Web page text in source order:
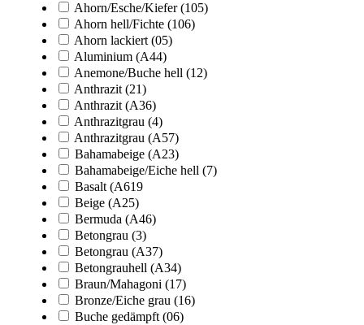
Ahorn/Esche/Kiefer (105)
Ahorn hell/Fichte (106)
Ahorn lackiert (05)
Aluminium (A44)
Anemone/Buche hell (12)
Anthrazit (21)
Anthrazit (A36)
Anthrazitgrau (4)
Anthrazitgrau (A57)
Bahamabeige (A23)
Bahamabeige/Eiche hell (7)
Basalt (A619
Beige (A25)
Bermuda (A46)
Betongrau (3)
Betongrau (A37)
Betongrauhell (A34)
Braun/Mahagoni (17)
Bronze/Eiche grau (16)
Buche gedämpft (06)